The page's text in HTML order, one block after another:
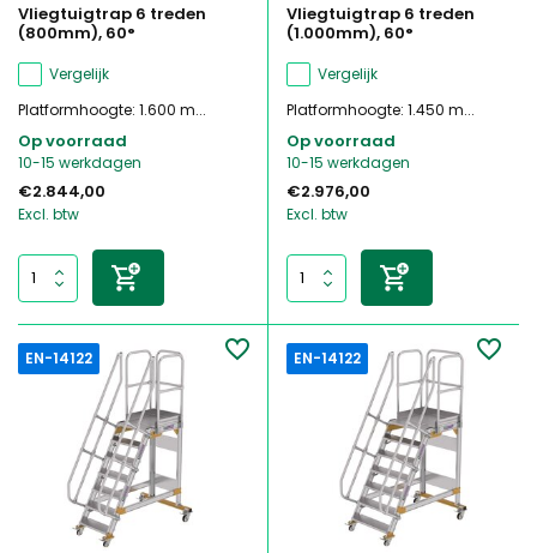
Vliegtuigtrap 6 treden
(800mm), 60°
Vergelijk
Platformhoogte: 1.600 m...
Op voorraad
10-15 werkdagen
€2.844,00
Excl. btw
Vliegtuigtrap 6 treden
(1.000mm), 60°
Vergelijk
Platformhoogte: 1.450 m...
Op voorraad
10-15 werkdagen
€2.976,00
Excl. btw
EN-14122 EN-14122